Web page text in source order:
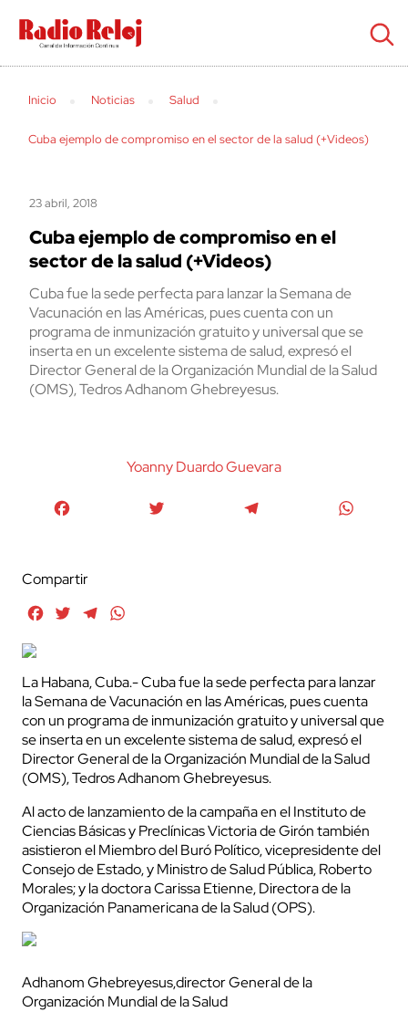
cerrar
Inicio Noticias Salud
Cuba ejemplo de compromiso en el sector de la salud (+Videos)
23 abril, 2018
Cuba ejemplo de compromiso en el
sector de la salud (+Videos)
Cuba fue la sede perfecta para lanzar la Semana de
Vacunación en las Américas, pues cuenta con un
programa de inmunización gratuito y universal que se
inserta en un excelente sistema de salud, expresó el
Director General de la Organización Mundial de la Salud
(OMS), Tedros Adhanom Ghebreyesus.
Yoanny Duardo Guevara
Compartir
FacebookTwitterTelegram
La Habana, Cuba.- Cuba fue la sede perfecta para lanzar
la Semana de Vacunación en las Américas, pues cuenta
con un programa de inmunización gratuito y universal que
se inserta en un excelente sistema de salud, expresó el
Director General de la Organización Mundial de la Salud
(OMS), Tedros Adhanom Ghebreyesus.
Al acto de lanzamiento de la campaña en el Instituto de
Ciencias Básicas y Preclínicas Victoria de Girón también
asistieron el Miembro del Buró Político, vicepresidente del
Consejo de Estado, y Ministro de Salud Pública, Roberto
Morales; y la doctora Carissa Etienne, Directora de la
Organización Panamericana de la Salud (OPS).
Adhanom Ghebreyesus,director General de la
Organización Mundial de la Salud